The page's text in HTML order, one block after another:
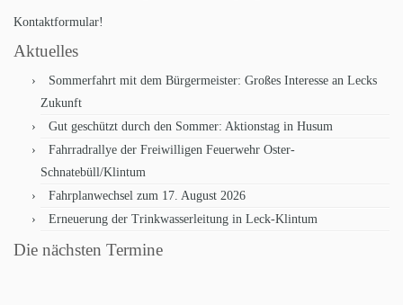
Kontaktformular!
Aktuelles
Sommerfahrt mit dem Bürgermeister: Großes Interesse an Lecks
Zukunft
Gut geschützt durch den Sommer: Aktionstag in Husum
Fahrradrallye der Freiwilligen Feuerwehr Oster-
Schnatebüll/Klintum
Fahrplanwechsel zum 17. August 2026
Erneuerung der Trinkwasserleitung in Leck-Klintum
Die nächsten Termine